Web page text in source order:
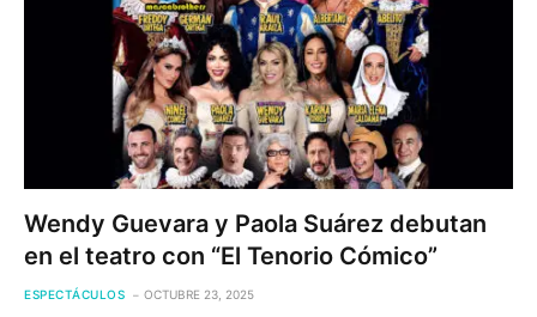
Wendy Guevara y Paola Suárez debutan
en el teatro con “El Tenorio Cómico”
ESPECTÁCULOS OCTUBRE 23, 2025